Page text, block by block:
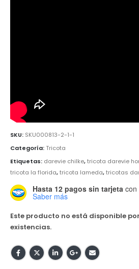
SKU: SKU000813-2-1-1
Categoría:Tricota
Etiquetas: darevie chilke,tricota darevie
tricota la florida,tricota lameda,tricotas
Hasta 12 pagos sin tarjeta con
Saber más
Este producto no está disponible
existencias.